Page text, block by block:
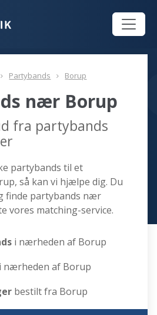
Partybands Borup
nær Borup
fra partybands
partybands til et
så kan vi hjælpe dig. Du
finde partybands nær
vores matching-service.
i nærheden af Borup
i nærheden af Borup
bestilt fra Borup